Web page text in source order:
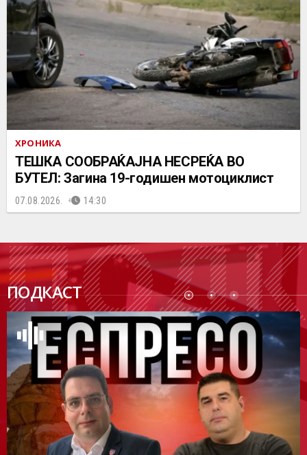
ХРОНИКА
ТЕШКА СООБРАЌАЈНА НЕСРЕЌА ВО
БУТЕЛ: Загина 19-годишен мотоциклист
07.08.2026. 14:30
ПОДКАСТ
ПОДК
АСТ